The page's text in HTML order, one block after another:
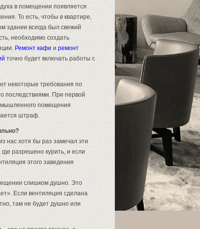
в помещении появляется
То есть, чтобы в квартире,
здании всегда был свежий
необходимо создать
Ремонт кафе и ремонт
точно будет включать работы с
некоторые требования по
последствиями. При первой
помещения
штраф.
нас хотя бы раз замечал эти
разрешено курить, и если
этого заведения
слишком душно. Это
Если вентиляция сделана
там не будет душно или